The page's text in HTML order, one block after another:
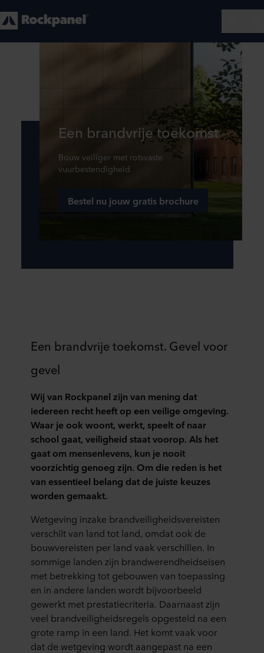
Een brandvrije toekomst
Bouw veiliger met rotsvaste
vuurbestendigheid
Bestel nu jouw gratis brochure
Een brandvrije toekomst. Gevel voor
gevel
Wij van Rockpanel zijn van mening dat
iedereen recht heeft op een veilige omgeving.
Waar je ook woont, werkt, speelt of naar
school gaat, veiligheid staat voorop. Als het
gaat om mensenlevens, kun je nooit
voorzichtig genoeg zijn. Om die reden is het
van essentieel belang dat de juiste keuzes
worden gemaakt.
Wetgeving inzake brandveiligheidsvereisten
verschilt van land tot land, omdat ook de
bouwvereisten per land vaak verschillen. In
sommige landen zijn brandwerendheidseisen
met betrekking tot gebouwen van toepassing
en in andere landen wordt bijvoorbeeld
gewerkt met prestatiecriteria. Daarnaast zijn
veel brandveiligheidsregels opgesteld na een
grote ramp in een land. Het komt vaak voor
dat de wetgeving wordt aangepast na een